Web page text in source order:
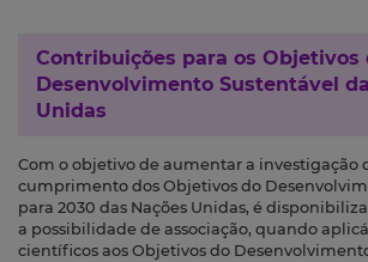
Contribuições para os Objetivos
Desenvolvimento Sustentável
Unidas
Com o objetivo de aumentar a investigação
cumprimento dos Objetivos do
para 2030 das Nações Unidas, é
a possibilidade de associação, quando
científicos aos Objetivos do